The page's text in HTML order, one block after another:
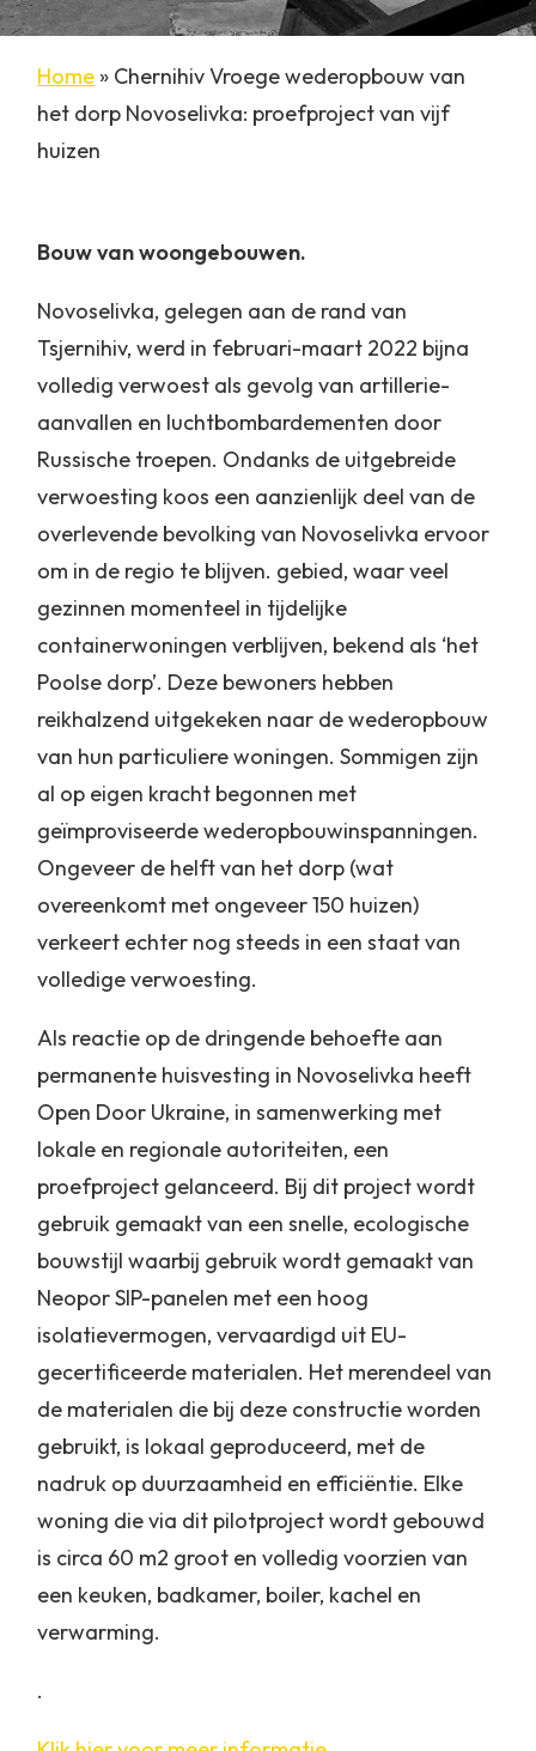
Home » Chernihiv Vroege wederopbouw van
het dorp Novoselivka: proefproject van vijf
huizen
Bouw van woongebouwen.
Novoselivka, gelegen aan de rand van
Tsjernihiv, werd in februari-maart 2022 bijna
volledig verwoest als gevolg van artillerie-
aanvallen en luchtbombardementen door
Russische troepen. Ondanks de uitgebreide
verwoesting koos een aanzienlijk deel van de
overlevende bevolking van Novoselivka ervoor
om in de regio te blijven. gebied, waar veel
gezinnen momenteel in tijdelijke
containerwoningen verblijven, bekend als ‘het
Poolse dorp’. Deze bewoners hebben
reikhalzend uitgekeken naar de wederopbouw
van hun particuliere woningen. Sommigen zijn
al op eigen kracht begonnen met
geïmproviseerde wederopbouwinspanningen.
Ongeveer de helft van het dorp (wat
overeenkomt met ongeveer 150 huizen)
verkeert echter nog steeds in een staat van
volledige verwoesting.
Als reactie op de dringende behoefte aan
permanente huisvesting in Novoselivka heeft
Open Door Ukraine, in samenwerking met
lokale en regionale autoriteiten, een
proefproject gelanceerd. Bij dit project wordt
gebruik gemaakt van een snelle, ecologische
bouwstijl waarbij gebruik wordt gemaakt van
Neopor SIP-panelen met een hoog
isolatievermogen, vervaardigd uit EU-
gecertificeerde materialen. Het merendeel van
de materialen die bij deze constructie worden
gebruikt, is lokaal geproduceerd, met de
nadruk op duurzaamheid en efficiëntie. Elke
woning die via dit pilotproject wordt gebouwd
is circa 60 m2 groot en volledig voorzien van
een keuken, badkamer, boiler, kachel en
verwarming.
.